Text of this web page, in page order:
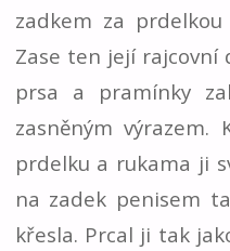
zadkem za
Zase ten její rajcovní
prsa a pramínky
zasněným
prdelku a rukama ji
na zadek penisem
křesla. Prcal ji tak